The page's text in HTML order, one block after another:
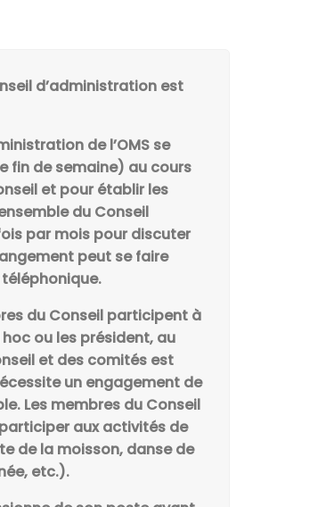
d’administration est
de l’OMS se
fin de semaine) au cours
et pour établir les
du Conseil
par mois pour discuter
peut se faire
du Conseil participent à
ou les président, au
et des comités est
un engagement de
Les membres du Conseil
aux activités de
de la moisson, danse de
etc.).